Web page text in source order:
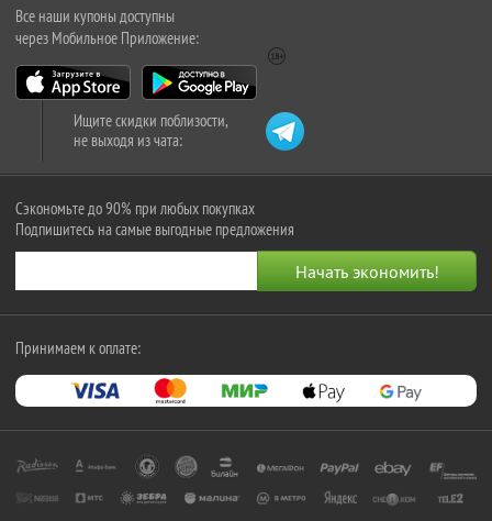
Все наши купоны доступны
через Мобильное Приложение:
Ищите скидки поблизости,
не выходя из чата:
Сэкономьте до 90% при любых покупках
Подпишитесь на самые выгодные предложения
Принимаем к оплате: